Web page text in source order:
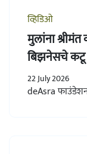
व्हिडिओ
मुलांना
बिझनेसचे कटू
22 July 2026
deAsra